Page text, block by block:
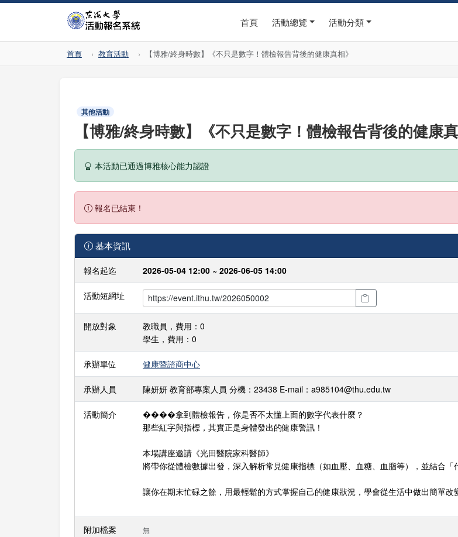
首頁 活動總覽 活動分類
首頁 教育活動 【博雅/終身時數】《不只是數字！體檢報告背後的健康真相》
其他活動
【博雅/終身時數】《不只是數字！體檢報告背後的健康真
本活動已通過博雅核心能力認證
報名已結束！
基本資訊
報名起迄 2026-05-04 12:00 ~ 2026-06-05 14:00
活動短網址
開放對象
教職員，費用：0
學生，費用：0
承辦單位 健康暨諮商中心
承辦人員 陳妍妍 教育部專案人員 分機：23438 E-mail：a985104@thu.edu.tw
活動簡介
����拿到體檢報告，你是否不太懂上面的數字代表什麼？
那些紅字與指標，其實正是身體發出的健康警訊！
本場講座邀請《光田醫院家科醫師》
將帶你從體檢數據出發，深入解析常見健康指標（如血壓、血糖、血脂等），並結合
讓你在期末忙碌之餘，用最輕鬆的方式掌握自己的健康狀況，學會從生活中做出簡單改
附加檔案 無